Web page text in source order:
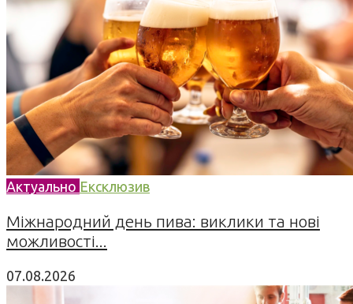
Актуально Ексклюзив
Міжнародний день пива: виклики та нові
можливості...
07.08.2026